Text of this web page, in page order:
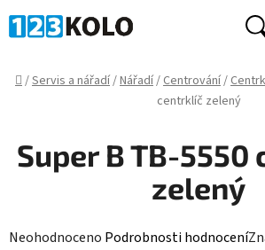
na
Domů
/Servis a nářadí/Nářadí/Centrování/
centrklíč zelený
Super B TB-
zelený
Průměrné
Neohodnoceno Podrobnosti hodnocení